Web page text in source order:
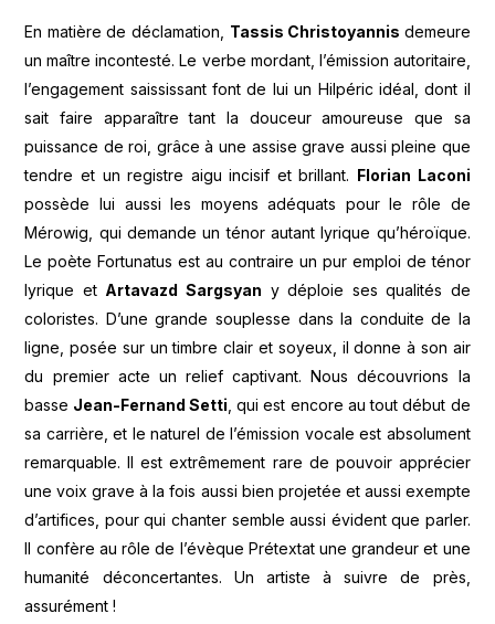
En matière de déclamation, Tassis Christoyannis demeure
un maître incontesté. Le verbe mordant, l’émission autoritaire,
l’engagement saississant font de lui un Hilpéric idéal, dont il
sait faire apparaître tant la douceur amoureuse que sa
puissance de roi, grâce à une assise grave aussi pleine que
tendre et un registre aigu incisif et brillant. Florian Laconi
possède lui aussi les moyens adéquats pour le rôle de
Mérowig, qui demande un ténor autant lyrique qu’héroïque.
Le poète Fortunatus est au contraire un pur emploi de ténor
lyrique et Artavazd Sargsyan y déploie ses qualités de
coloristes. D’une grande souplesse dans la conduite de la
ligne, posée sur un timbre clair et soyeux, il donne à son air
du premier acte un relief captivant. Nous découvrions la
basse Jean-Fernand Setti , qui est encore au tout début de
sa carrière, et le naturel de l’émission vocale est absolument
remarquable. Il est extrêmement rare de pouvoir apprécier
une voix grave à la fois aussi bien projetée et aussi exempte
d’artifices, pour qui chanter semble aussi évident que parler.
Il confère au rôle de l’évèque Prétextat une grandeur et une
humanité déconcertantes. Un artiste à suivre de près,
assurément !